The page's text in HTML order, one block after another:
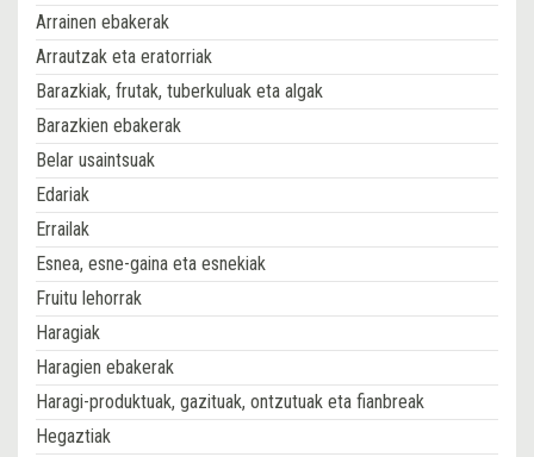
Arrainen ebakerak
Arrautzak eta eratorriak
Barazkiak, frutak, tuberkuluak eta algak
Barazkien ebakerak
Belar usaintsuak
Edariak
Errailak
Esnea, esne-gaina eta esnekiak
Fruitu lehorrak
Haragiak
Haragien ebakerak
Haragi-produktuak, gazituak, ontzutuak eta fianbreak
Hegaztiak